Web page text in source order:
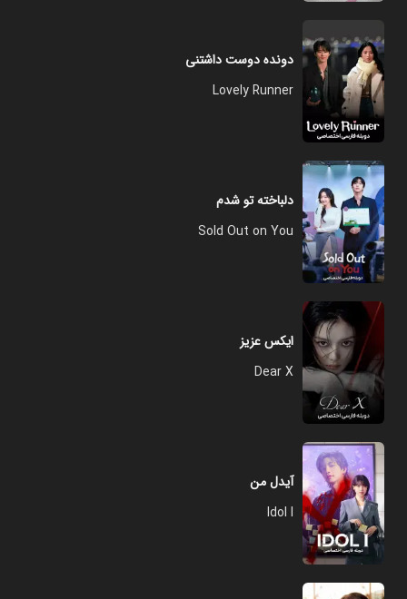
دونده دوست داشتنی
Lovely Runner
دلباخته تو شدم
Sold Out on You
ایکس عزیز
Dear X
آیدل من
Idol I